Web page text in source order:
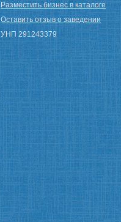
Разместить бизнес в каталоге
Оставить отзыв о заведении
УНП 291243379